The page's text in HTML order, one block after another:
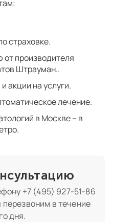
страховке.
производителя
Штрауман..
акции на услуги.
лечение.
в Москве – в
+7 (495) 927-51-86
перезвоним в течение
дня.